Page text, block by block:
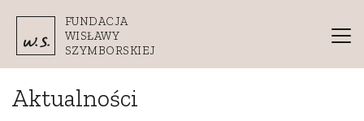
FUNDACJA
WISŁAWY
SZYMBORSKIEJ
Aktualności